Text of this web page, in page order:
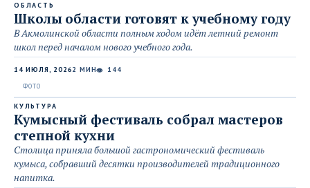
ОБЛАСТЬ
Школы области готовят к учебному году
В Акмолинской области полным ходом идёт летний ремонт
школ перед началом нового учебного года.
14 ИЮЛЯ, 20262 МИН👁 144
КУЛЬТУРА
Кумысный фестиваль собрал мастеров
степной кухни
Столица приняла большой гастрономический фестиваль
кумыса, собравший десятки производителей традиционного
напитка.